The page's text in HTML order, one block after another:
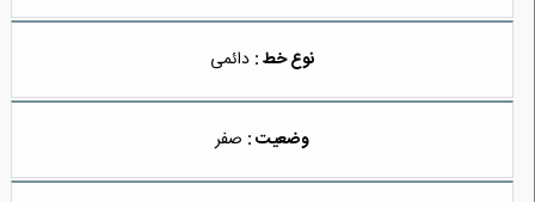
نوع خط : دائمی
وضعیت : صفر